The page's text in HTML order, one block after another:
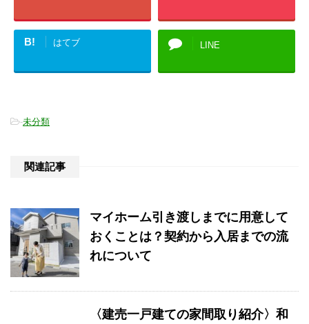
B! はてブ LINE
-未分類
関連記事
マイホーム引き渡しまでに用意して
おくことは？契約から入居までの流
れについて
〈建売一戸建ての家間取り紹介〉和